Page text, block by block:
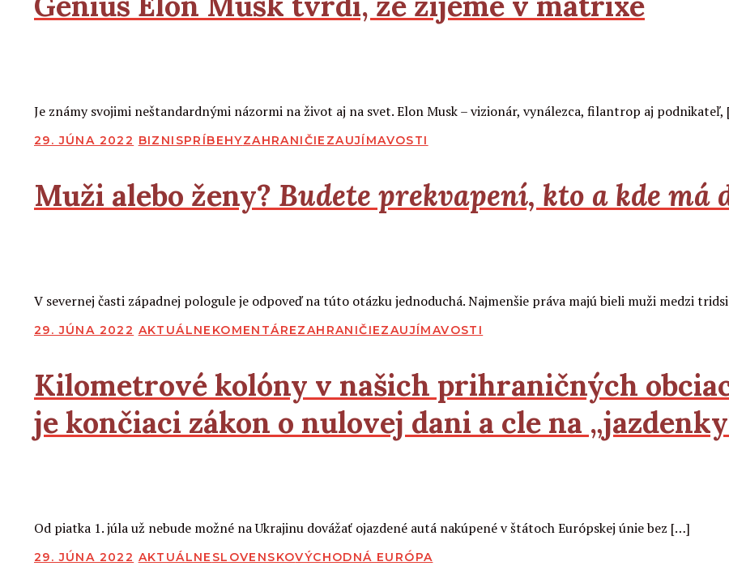
Je známy svojimi neštandardnými názormi na život aj na svet. Elon Musk – vizionár, vynálezca, filantrop aj
PUBLIKOVANÉ
29. JÚNA 2022 BIZNISPRÍBEHYZAHRANIČIE ZAUJÍMAVOSTI
Muži alebo ženy? Budete prekvapení, kto a kde má
V severnej časti západnej pologule je odpoveď na túto otázku jednoduchá. Najmenšie práva majú bieli muži medzi
PUBLIKOVANÉ
29. JÚNA 2022 AKTUÁLNE KOMENTÁREZAHRANIČIEZAUJÍMAVOSTI
Kilometrové kolóny v našich prihraničných
je končiaci zákon o nulovej dani a cle na
Od piatka 1. júla už nebude možné na Ukrajinu dovážať ojazdené autá nakúpené v štátoch Európskej únie bez […]
PUBLIKOVANÉ
29. JÚNA 2022 AKTUÁLNE SLOVENSKOVÝCHODNÁ EURÓPA